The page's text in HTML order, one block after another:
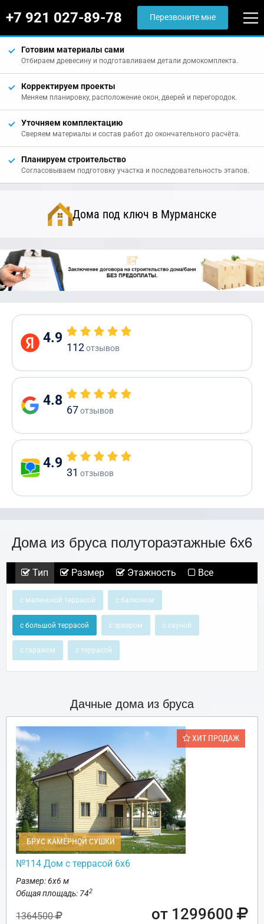
+7 921 027-89-78 Перезвоните мне
Готовим материалы сами
Отбираем древесину и подготавливаем детали домокомплекта.
Корректируем проекты
Меняем планировку, расположение окон, дверей и перегородок.
Уточняем комплектацию
Сверяем материалы и состав работ до окончательного расчёта.
Планируем строительство
Согласовываем подготовку участка и последовательность этапов.
Дома под ключ в Мурманске
4.9
112отзывов
4.8
67отзывов
4.9
31 отзывов
Дома из бруса полутораэтажные 6х6
Тип Размер Этажность Все
с маленькой террасой с балконом
с большой террасой с эркером с сауной
с гаражом с террасой
Дачные дома из бруса
ХИТ ПРОДАЖ
БРУС КАМЕРНОЙ СУШКИ
№114 Дом с террасой 6х6
Размер: 6х6 м
Общая площадь: 742
1364500 от 1299600